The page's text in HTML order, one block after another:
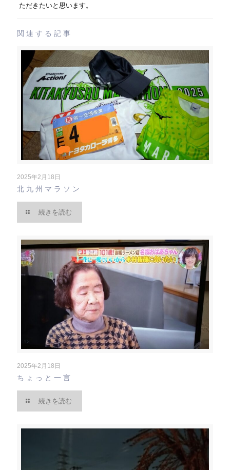
ただきたいと思います。
関連する記事
2025年2月18日
北九州マラソン
続きを読む
2025年2月18日
ちょっと一言
続きを読む